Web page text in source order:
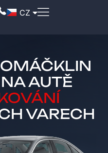
CZ
RU
AUTĚ
VARECH